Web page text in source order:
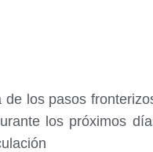
los pasos
los próximos